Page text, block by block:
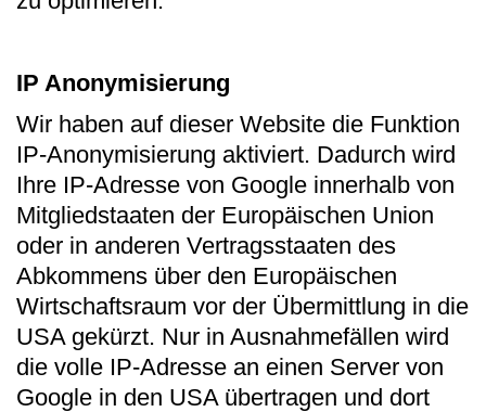
IP Anonymisierung
Wir haben auf dieser Website die Funktion
IP-Anonymisierung aktiviert. Dadurch wird
Ihre IP-Adresse von Google innerhalb von
Mitgliedstaaten der Europäischen Union
oder in anderen Vertragsstaaten des
Abkommens über den Europäischen
Wirtschaftsraum vor der Übermittlung in die
USA gekürzt. Nur in Ausnahmefällen wird
die volle IP-Adresse an einen Server von
Google in den USA übertragen und dort